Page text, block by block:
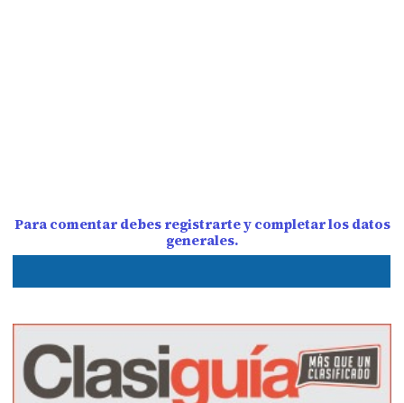
Para comentar debes registrarte y completar los datos
generales.